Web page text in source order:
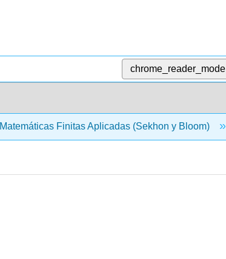
chrome_reader_mode
Matemáticas Finitas Aplicadas (Sekhon y Bloom)